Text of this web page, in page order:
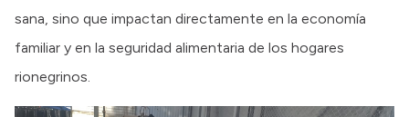
sana, sino que impactan directamente en la economía
familiar y en la seguridad alimentaria de los hogares
rionegrinos.